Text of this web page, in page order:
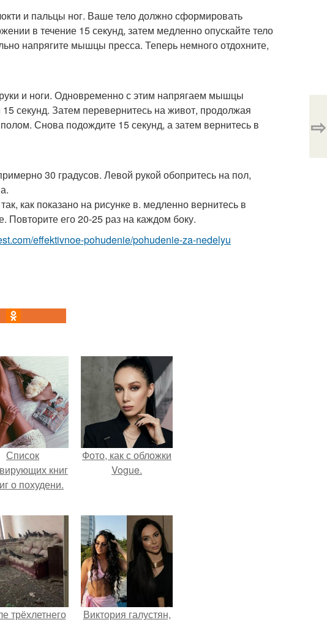
и пальцы ног. Ваше тело должно сформировать
в течение 15 секунд, затем медленно опускайте тело
напрягите мышцы пресса. Теперь немного отдохните,
и ноги. Одновременно с этим напрягаем мышцы
секунд. Затем перевернитесь на живот, продолжая
Снова подождите 15 секунд, а затем вернитесь в
30 градусов. Левой рукой обопритесь на пол,
как показано на рисунке в. медленно вернитесь в
Повторите его 20-25 раз на каждом боку.
effektivnoe-pohudenie/pohudenie-za-nedelyu
⇨
Список
книг
о похудени.
Фото, как с обложки
Vogue.
трёхлетнего Виктория галустян,